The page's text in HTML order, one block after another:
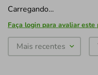
Carregando…
Faça login para avaliar este
Mais recentes